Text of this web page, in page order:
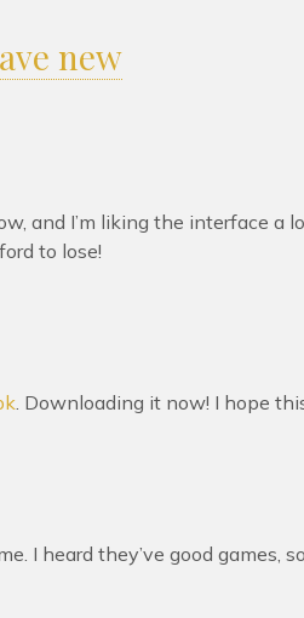
new
and I’m liking the interface a
to lose!
. Downloading it now! I hope
I heard they’ve good games,